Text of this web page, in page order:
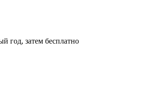
год, затем бесплатно